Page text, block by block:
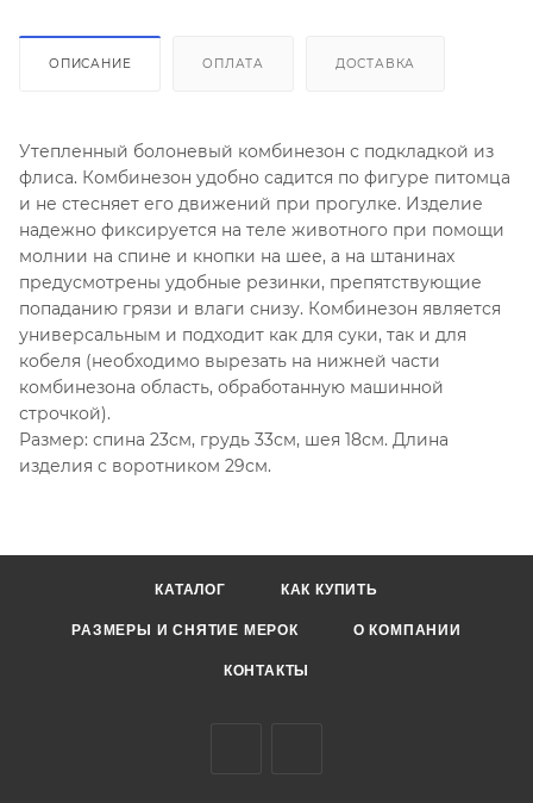
ОПИСАНИЕ ОПЛАТА ДОСТАВКА
Утепленный болоневый комбинезон с подкладкой из
флиса. Комбинезон удобно садится по фигуре питомца
и не стесняет его движений при прогулке. Изделие
надежно фиксируется на теле животного при помощи
молнии на спине и кнопки на шее, а на штанинах
предусмотрены удобные резинки, препятствующие
попаданию грязи и влаги снизу. Комбинезон является
универсальным и подходит как для суки, так и для
кобеля (необходимо вырезать на нижней части
комбинезона область, обработанную машинной
строчкой).
Размер: спина 23см, грудь 33см, шея 18см. Длина
изделия с воротником 29см.
КАТАЛОГ КАК КУПИТЬ
РАЗМЕРЫ И СНЯТИЕ МЕРОК О КОМПАНИИ
КОНТАКТЫ